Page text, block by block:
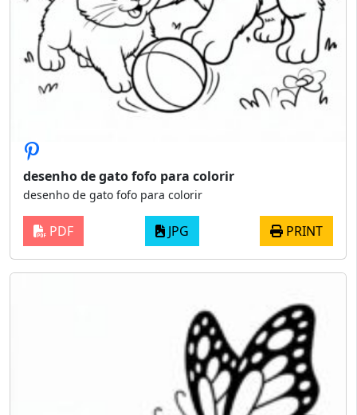
desenho de gato fofo para colorir
desenho de gato fofo para colorir
PDF JPG PRINT